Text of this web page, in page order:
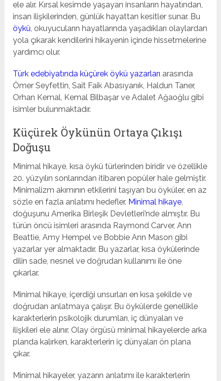
ele alır. Kırsal kesimde yaşayan insanların hayatından,
insan ilişkilerinden, günlük hayattan kesitler sunar. Bu
öykü, okuyucuların hayatlarında yaşadıkları olaylardan
yola çıkarak kendilerini hikayenin içinde hissetmelerine
yardımcı olur.
Türk edebiyatında küçürek öykü yazarları arasında
Ömer Seyfettin, Sait Faik Abasıyanık, Haldun Taner,
Orhan Kemal, Kemal Bilbaşar ve Adalet Ağaoğlu gibi
isimler bulunmaktadır.
Küçürek Öykünün Ortaya Çıkışı
Doğuşu
Minimal hikaye, kısa öykü türlerinden biridir ve özellikle
20. yüzyılın sonlarından itibaren popüler hale gelmiştir.
Minimalizm akımının etkilerini taşıyan bu öyküler, en az
sözle en fazla anlatımı hedefler. Minimal hikaye,
doğuşunu Amerika Birleşik Devletleri’nde almıştır. Bu
türün öncü isimleri arasında Raymond Carver, Ann
Beattie, Amy Hempel ve Bobbie Ann Mason gibi
yazarlar yer almaktadır. Bu yazarlar, kısa öykülerinde
dilin sade, nesnel ve doğrudan kullanımı ile öne
çıkarlar.
Minimal hikaye, içerdiği unsurları en kısa şekilde ve
doğrudan anlatmaya çalışır. Bu öykülerde genellikle
karakterlerin psikolojik durumları, iç dünyaları ve
ilişkileri ele alınır. Olay örgüsü minimal hikayelerde arka
planda kalırken, karakterlerin iç dünyaları ön plana
çıkar.
Minimal hikayeler, yazarın anlatımı ile karakterlerin